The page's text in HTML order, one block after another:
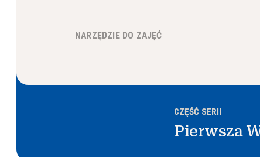
NARZĘDZIE DO ZAJĘĆ
CZĘŚĆ SERII
Pierwsza